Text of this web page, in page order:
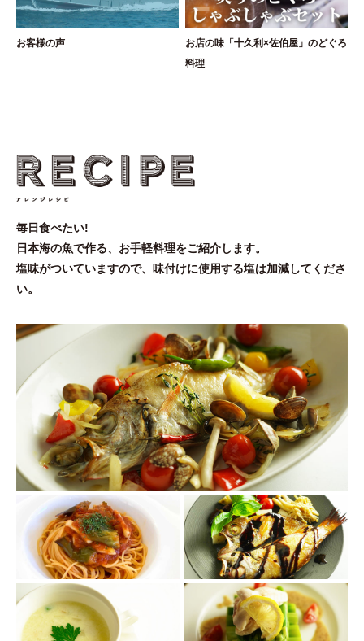
お客様の声
お店の味「十久利×佐伯屋」のどぐろ
料理
毎日食べたい!
日本海の魚で作る、お手軽料理をご紹介します。
塩味がついていますので、味付けに使用する塩は加減してくださ
い。